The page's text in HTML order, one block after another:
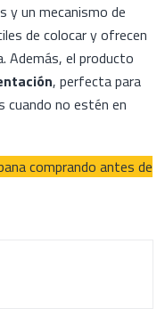
y un mecanismo de
de colocar y ofrecen
Además, el producto
, perfecta para
cuando no estén en
comprando antes de